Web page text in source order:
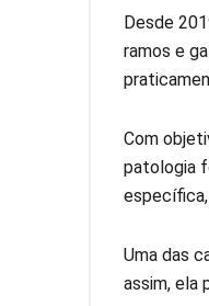
Desde
ramos e
Com
patologia
Uma das
assim, ela